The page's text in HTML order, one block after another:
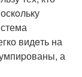
видeть на
а